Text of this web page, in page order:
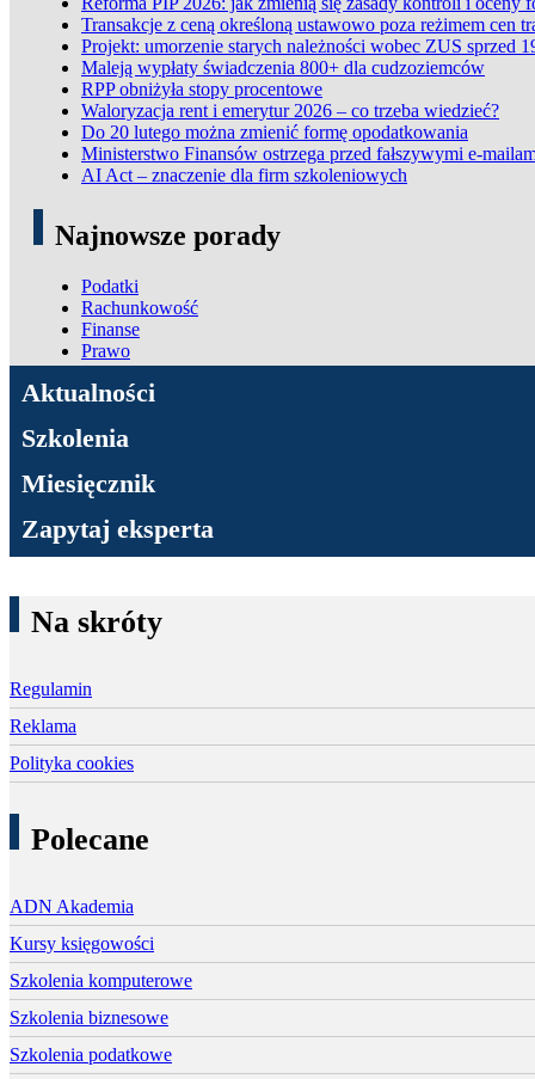
Transakcje z ceną określoną ustawowo poza reżimem cen
Projekt: umorzenie starych należności wobec ZUS sprzed
Maleją wypłaty świadczenia 800+ dla cudzoziemców
RPP obniżyła stopy procentowe
Waloryzacja rent i emerytur 2026 – co trzeba wiedzieć?
Do 20 lutego można zmienić formę opodatkowania
Ministerstwo Finansów ostrzega przed fałszywymi e-
AI Act – znaczenie dla firm szkoleniowych
Najnowsze porady
Podatki
Rachunkowość
Finanse
Prawo
ADN Podatki
Aktualności
Szkolenia
Miesięcznik
Zapytaj eksperta
Na skróty
Regulamin
Reklama
Polityka cookies
Polecane
ADN Akademia
Kursy księgowości
Szkolenia komputerowe
Szkolenia biznesowe
Szkolenia podatkowe